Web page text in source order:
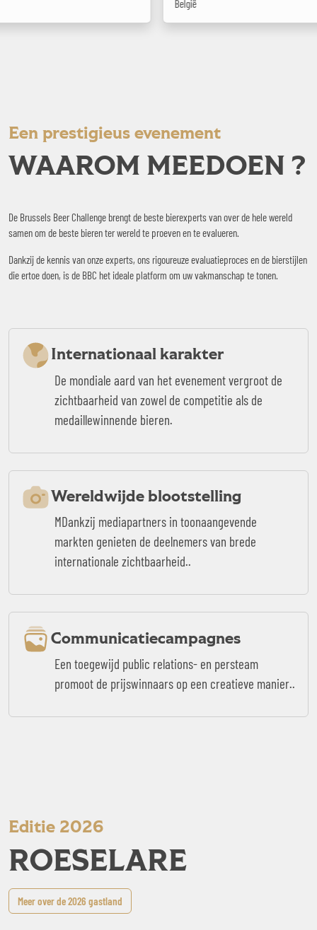
Een prestigieus evenement
WAAROM MEEDOEN ?
De Brussels Beer Challenge brengt de beste bierexperts van over de hele wereld
samen om de beste bieren ter wereld te proeven en te evalueren.
Dankzij de kennis van onze experts, ons rigoureuze evaluatieproces en de bierstijlen
die ertoe doen, is de BBC het ideale platform om uw vakmanschap te tonen.
Internationaal karakter
De mondiale aard van het evenement vergroot de
zichtbaarheid van zowel de competitie als de
medaillewinnende bieren.
Wereldwijde blootstelling
MDankzij mediapartners in toonaangevende
markten genieten de deelnemers van brede
internationale zichtbaarheid..
Communicatiecampagnes
Een toegewijd public relations- en persteam
promoot de prijswinnaars op een creatieve manier..
Editie 2026
ROESELARE
Meer over de 2026 gastland